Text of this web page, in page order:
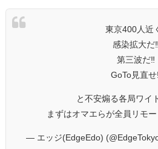
東京400人近
感染拡大だ‼️
第三波だ‼️
GoTo見直せ
と不安煽る各局ワイ
まずはオマエらが全員リモ
— エッジ(EdgeEdo)